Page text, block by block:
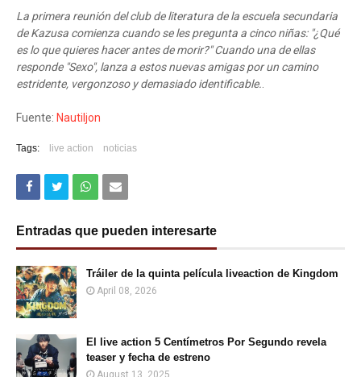
La primera reunión del club de literatura de la escuela secundaria
de Kazusa comienza cuando se les pregunta a cinco niñas: "¿Qué
es lo que quieres hacer antes de morir?" Cuando una de ellas
responde "Sexo", lanza a estos nuevas amigas por un camino
estridente, vergonzoso y demasiado identificable.
Fuente: Nautiljon
Tags: live action noticias
Entradas que pueden interesarte
Tráiler de la quinta película liveaction de Kingdom
April 08, 2026
El live action 5 Centímetros Por Segundo revela
teaser y fecha de estreno
August 13, 2025